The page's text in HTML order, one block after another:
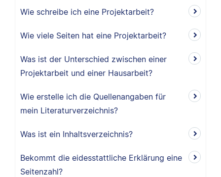
Wie schreibe ich eine Projektarbeit?
Wie viele Seiten hat eine Projektarbeit?
Was ist der Unterschied zwischen einer
Projektarbeit und einer Hausarbeit?
Wie erstelle ich die Quellenangaben für
mein Literaturverzeichnis?
Was ist ein Inhaltsverzeichnis?
Bekommt die eidesstattliche Erklärung eine
Seitenzahl?